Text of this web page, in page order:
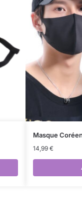
Masque
14,99 €